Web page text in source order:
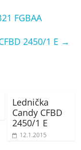
FGBAA
2450/1 E →
Lednička
Candy CFBD
2450/1 E
12.1.2015